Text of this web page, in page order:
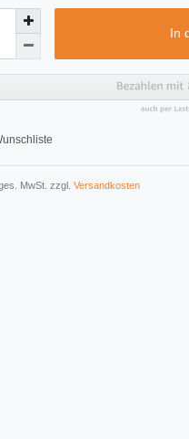
In
MwSt. zzgl. Versandkosten